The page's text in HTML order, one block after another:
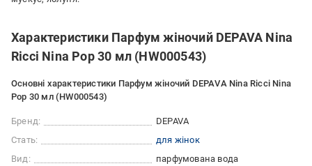
Характеристики Парфум жіночий DEPAVA Nina
Ricci Nina Pop 30 мл (HW000543)
Основні характеристики Парфум жіночий DEPAVA Nina Ricci Nina
Pop 30 мл (HW000543)
Бренд:
DEPAVA
Стать:
для жінок
Вид:
парфумована вода